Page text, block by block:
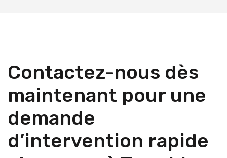
Contactez-nous dès
maintenant pour une
demande
d’intervention rapide